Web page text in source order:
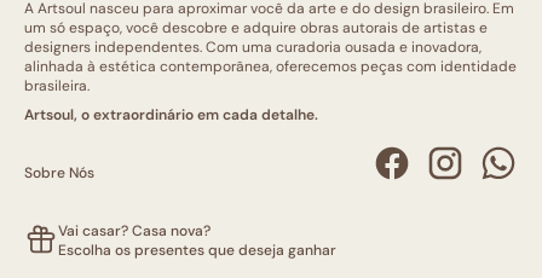
A Artsoul nasceu para aproximar você da arte e do design brasileiro. Em
um só espaço, você descobre e adquire obras autorais de artistas e
designers independentes. Com uma curadoria ousada e inovadora,
alinhada à estética contemporânea, oferecemos peças com identidade
brasileira.
Artsoul, o extraordinário em cada detalhe.
Sobre Nós
Vai casar? Casa nova?
Escolha os presentes que deseja ganhar